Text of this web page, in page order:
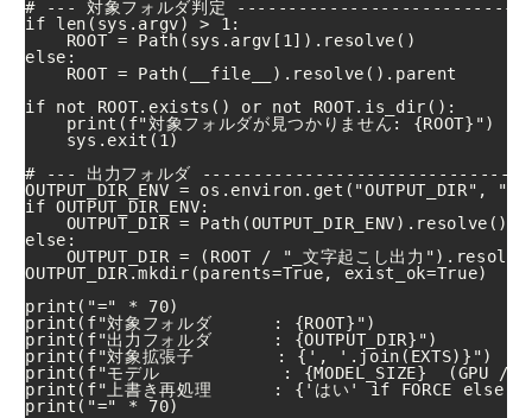
# --- 対象フォルダ判定
if len(sys.argv) > 1:
    ROOT = Path(sys.argv[1]).resolve()
else:
    ROOT = Path(__file__).resolve().parent
if not ROOT.exists() or not ROOT.is_dir():
    print(f"対象フォルダが見つかりません: {ROOT}")
    sys.exit(1)
# --- 出力フォルダ
OUTPUT_DIR_ENV = os.environ.get("OUTPUT_DIR",
if OUTPUT_DIR_ENV:
    OUTPUT_DIR = Path(OUTPUT_DIR_ENV).resolve()
else:
OUTPUT_DIR = (ROOT / "_文字起こし出力
OUTPUT_DIR.mkdir(parents=True, exist_ok=True)
print("=" * 70)
print(f"対象フォルダ      : {ROOT}")
print(f"出力フォルダ      : {OUTPUT_DIR}")
print(f"対象拡張子        : {', '.join(EXTS)}")
print(f"モデル            : {MODEL_SIZE}  (GPU /
print(f"上書き再処理      : {'はい' if FORCE else 'い
print("=" * 70)